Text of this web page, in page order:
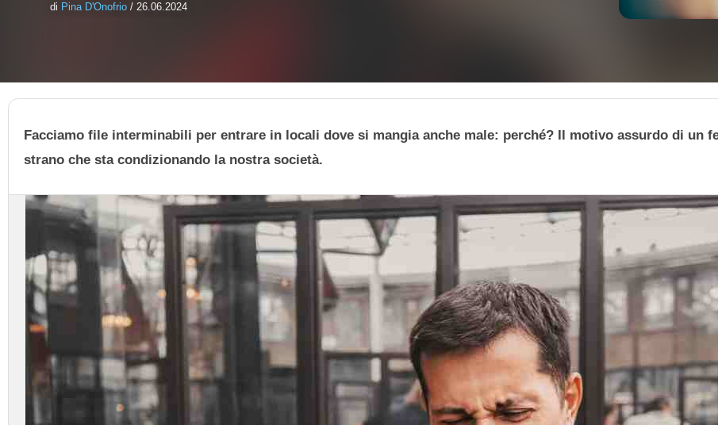
di Pina D'Onofrio / 26.06.2024
Facciamo file interminabili per entrare in locali dove si mangia anche male: perché? Il motivo assurdo di un
strano che sta condizionando la nostra società.